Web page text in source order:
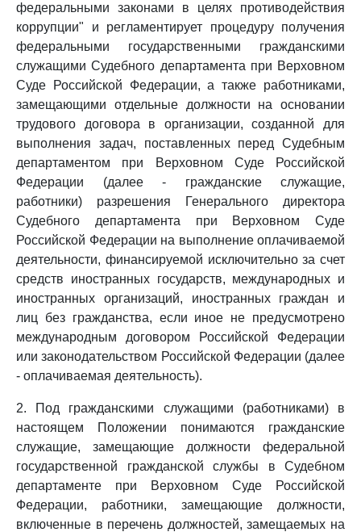
федеральными законами в целях противодействия
коррупции" и регламентирует процедуру получения
федеральными государственными гражданскими
служащими Судебного департамента при Верховном
Суде Российской Федерации, а также работниками,
замещающими отдельные должности на основании
трудового договора в организации, созданной для
выполнения задач, поставленных перед Судебным
департаментом при Верховном Суде Российской
Федерации (далее - гражданские служащие,
работники) разрешения Генерального директора
Судебного департамента при Верховном Суде
Российской Федерации на выполнение оплачиваемой
деятельности, финансируемой исключительно за счет
средств иностранных государств, международных и
иностранных организаций, иностранных граждан и
лиц без гражданства, если иное не предусмотрено
международным договором Российской Федерации
или законодательством Российской Федерации (далее
- оплачиваемая деятельность).
2. Под гражданскими служащими (работниками) в
настоящем Положении понимаются гражданские
служащие, замещающие должности федеральной
государственной гражданской службы в Судебном
департаменте при Верховном Суде Российской
Федерации, работники, замещающие должности,
включенные в перечень должностей, замещаемых на